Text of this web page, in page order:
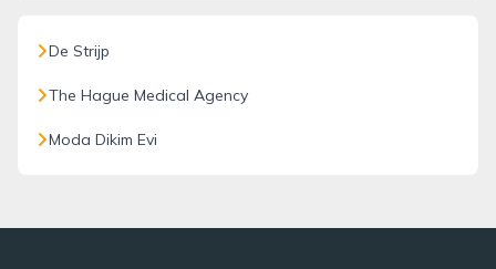
De Strijp
The Hague Medical Agency
Moda Dikim Evi